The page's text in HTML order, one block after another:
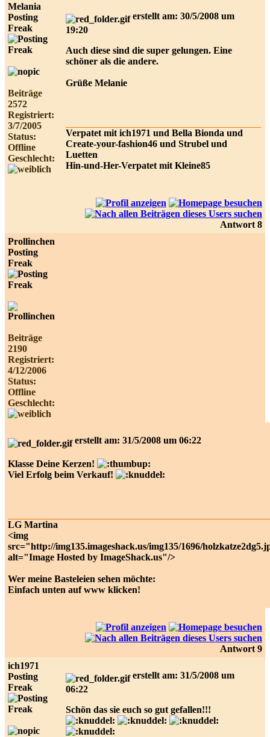
Melania
Posting
Freak
Beiträge
2572
Registriert:
3/7/2005
Status:
Offline
Geschlecht:
erstellt am: 30/5/2008 um
19:20
Auch diese sind die super gelungen. Eine
schöner als die andere.
Grüße Melanie
Verpatet mit ich1971 und Bella Bionda und
Create-your-fashion46 und Strubel und
Luetten
Hin-und-Her-Verpatet mit Kleine85
Antwort 8
Prollinchen
Posting
Freak
Beiträge
2190
Registriert:
4/12/2006
Status:
Offline
Geschlecht:
erstellt am: 31/5/2008 um 06:22
Klasse Deine Kerzen!
Viel Erfolg beim Verkauf!
LG Martina
<img
src="http://img135.imageshack.us/img135/1696/
alt="Image Hosted by ImageShack.us"/>
Wer meine Basteleien sehen möchte:
Einfach unten auf www klicken!
Antwort 9
ich1971
Posting
Freak
erstellt am: 31/5/2008 um
06:22
Schön das sie euch so gut gefallen!!!